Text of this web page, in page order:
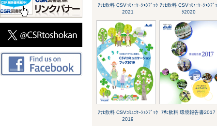
ｱｻﾋ飲料 CSVｺﾐｭﾆｹｰｼｮﾝﾌﾞｯｸ
2021
ｱｻﾋ飲料 CSVｺﾐｭﾆｹｰｼｮﾝﾌﾞｯ
ｸ2020
ｱｻﾋ飲料 CSVｺﾐｭﾆｹｰｼｮﾝﾌﾞｯｸ
2019
ｱｻﾋ飲料 環境報告書2017